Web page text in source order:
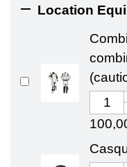
 Location